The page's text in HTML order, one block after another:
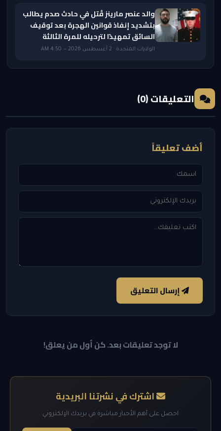
والد عنصر مارينز قُتل في حادث صدم يطالب
بتشديد إنفاذ قوانين الهجرة بعد توقيف
السائق تمهيدًا لترحيله للمرة الثالثة
الولايات المتحدة · 2 أغسطس 2026 — 4:50 AM
التعليقات (0)
أضف تعليقاً
إرسال التعليق
لا توجد تعليقات بعد. كن أول من يعلق!
اشترك في نشرتنا البريدية
احصل على أهم الأخبار مباشرة في بريدك الإلكتروني